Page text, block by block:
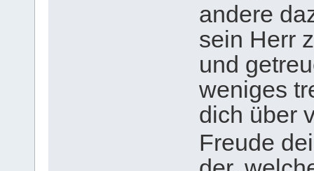
andere
sein Herr
und
weniges
dich über
Freude